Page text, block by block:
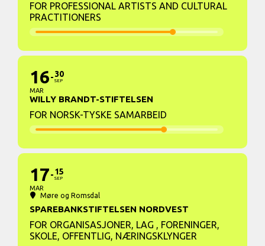
FOR PROFESSIONAL ARTISTS AND CULTURAL
PRACTITIONERS
16
MAR
30
SEP
WILLY BRANDT-STIFTELSEN
FOR NORSK-TYSKE SAMARBEID
17
MAR
15
SEP
Møre og Romsdal
SPAREBANKSTIFTELSEN NORDVEST
FOR ORGANISASJONER, LAG , FORENINGER,
SKOLE, OFFENTLIG, NÆRINGSKLYNGER